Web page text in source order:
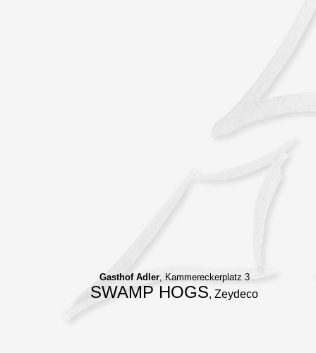
Gasthof Adler, Kammereckerplatz 3
SWAMP HOGS, Zeydeco